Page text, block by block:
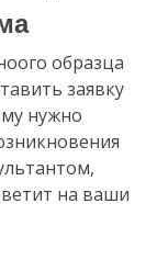
образца
заявку
нужно
на ваши